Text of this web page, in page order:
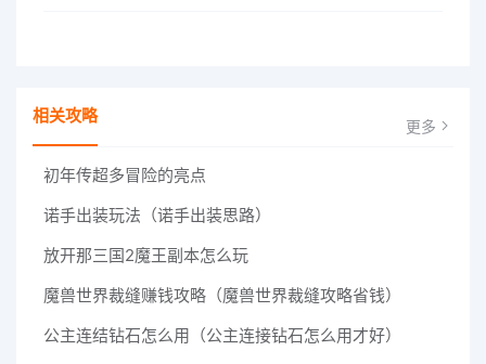
相关攻略 更多
初年传超多冒险的亮点
诺手出装玩法（诺手出装思路）
放开那三国2魔王副本怎么玩
魔兽世界裁缝赚钱攻略（魔兽世界裁缝攻略省钱）
公主连结钻石怎么用（公主连接钻石怎么用才好）